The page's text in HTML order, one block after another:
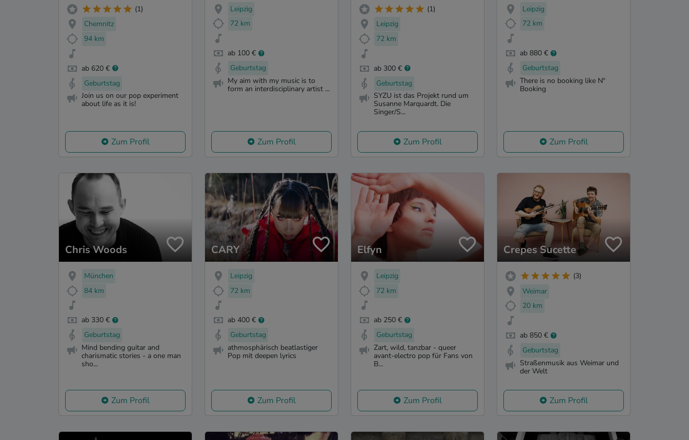
(1)
Chemnitz
94 km
ab 620 €
Geburtstag
Join us on our pop experiment
about life as it is!
Zum Profil
Leipzig
72 km
ab 100 €
Geburtstag
My aim with my music is to
form an interdisciplinary artist ...
Zum Profil
(1)
Leipzig
72 km
ab 300 €
Geburtstag
SYZU ist das Projekt rund um
Susanne Marquardt. Die
Singer/S...
Zum Profil
Leipzig
72 km
ab 880 €
Geburtstag
There is no booking like Nº
Booking
Zum Profil
Chris Woods
München
84 km
ab 330 €
Geburtstag
Mind bending guitar and
charismatic stories - a one man
sho...
Zum Profil
CARY
Leipzig
72 km
ab 400 €
Geburtstag
athmosphärisch beatlastiger
Pop mit deepen lyrics
Zum Profil
Elfyn
Leipzig
72 km
ab 250 €
Geburtstag
Zart, wild, tanzbar - queer
avant-electro pop für Fans von
B...
Zum Profil
Crepes Sucette
(3)
Weimar
20 km
ab 850 €
Geburtstag
Straßenmusik aus Weimar und
der Welt
Zum Profil